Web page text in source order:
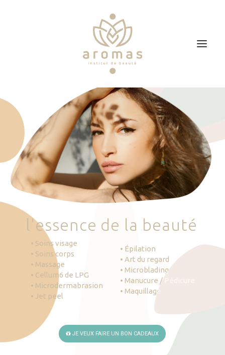
Soins
Je veux faire un bon cadeau
Plan d’accès
Prendre RDV
'essence de la beauté
• Soins visage
• Soins corps
• Massage
• Cellum6 de LPG
• Microdermabrasion
• Jet peel
• Épilation
• Art du regard
• Microblading
• Manucure / Pédicure
• Maquillage
JE VEUX FAIRE UN BON CADEAUX